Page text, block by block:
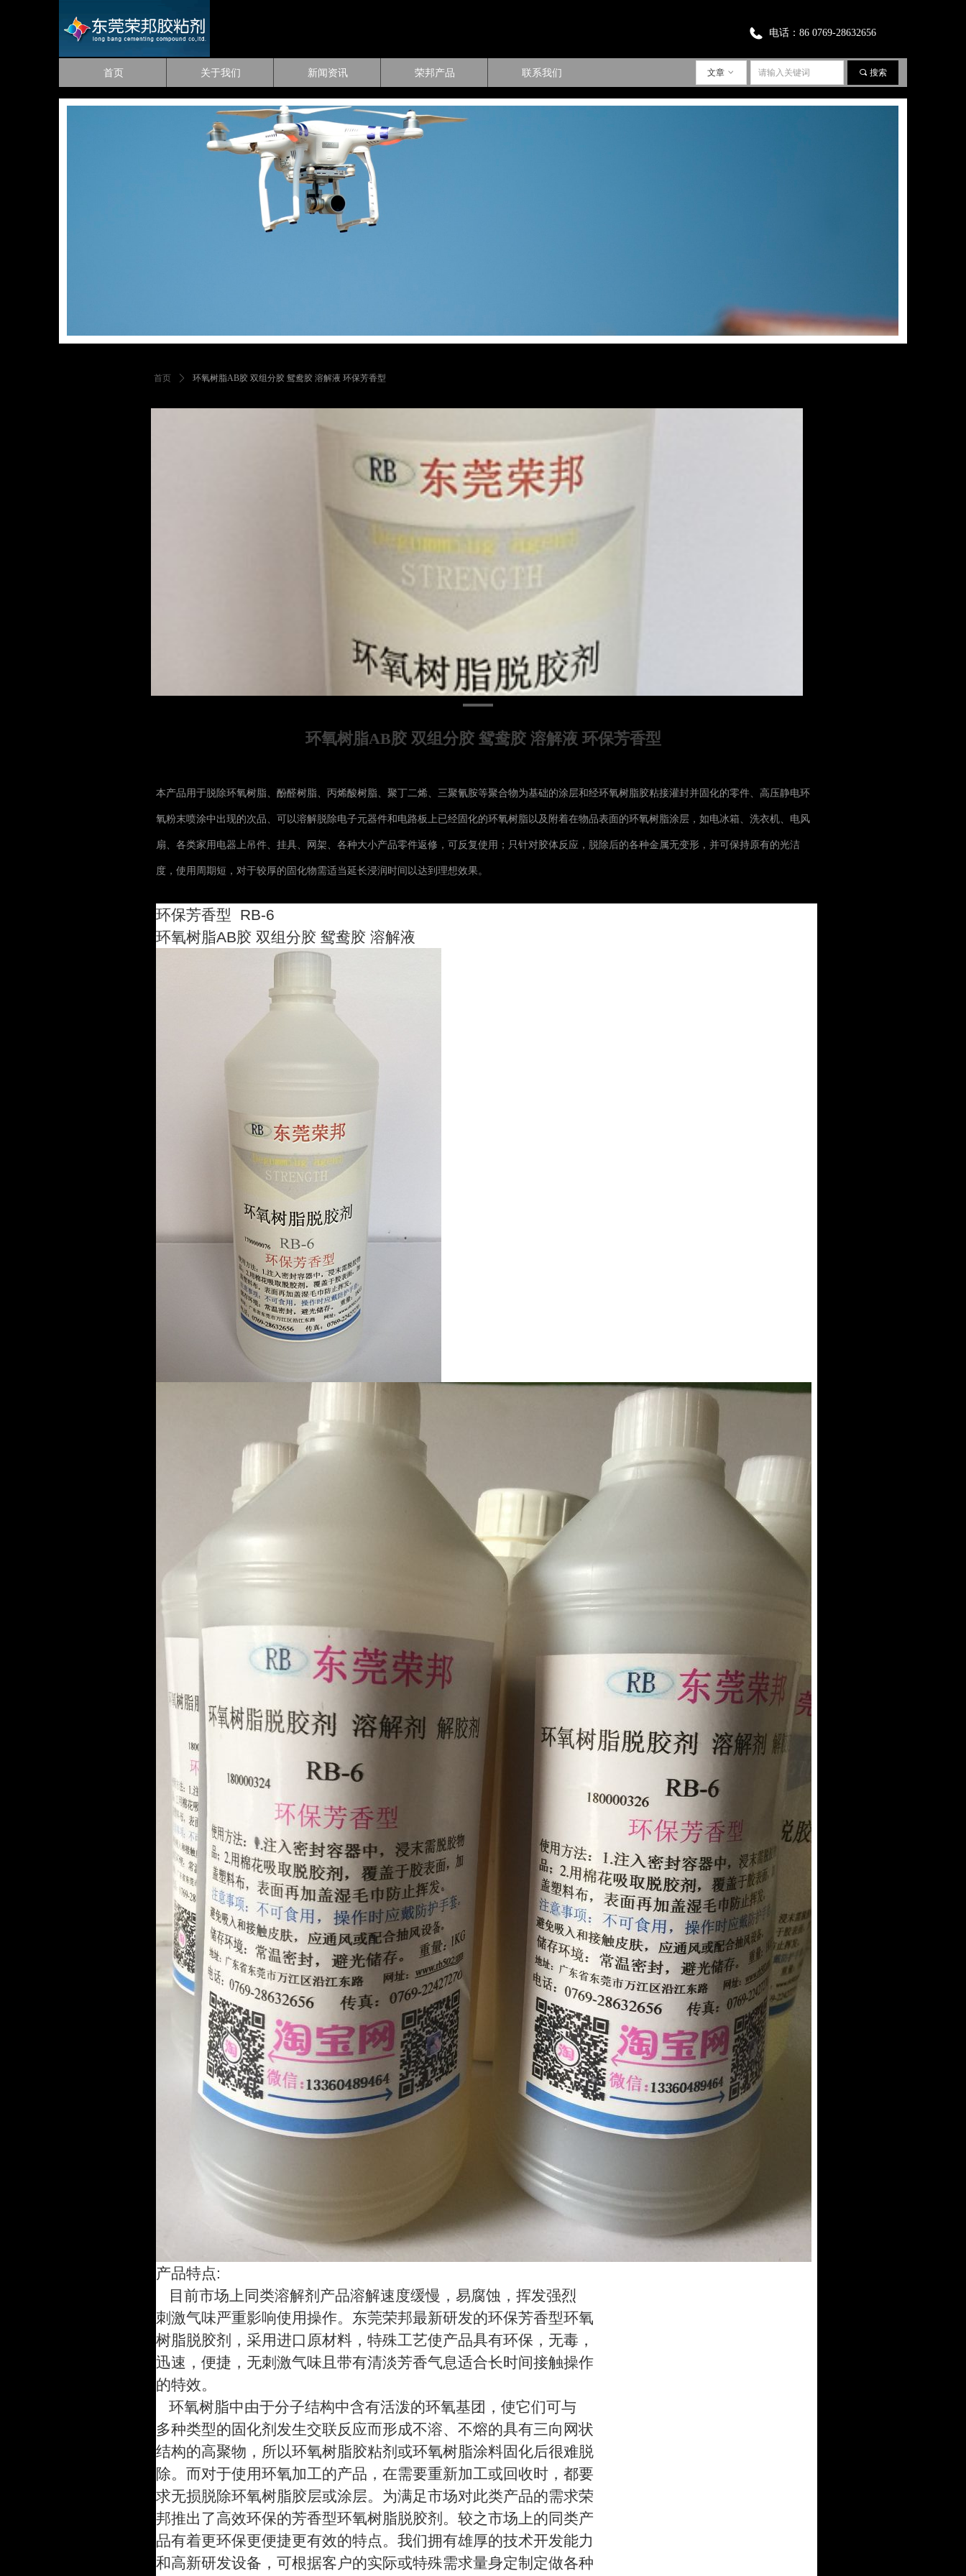
首页 关于我们 新闻资讯 荣邦产品 联系我们 끠 搜索
文章 ꀁ
电话： 86 0769-28632656
首页 ꄲ 环氧树脂AB胶 双组分胶 鸳鸯胶 溶解液 环保芳香型
环氧树脂AB胶 双组分胶 鸳鸯胶 溶解液 环保芳香型
本产品用于脱除环氧树脂、酚醛树脂、丙烯酸树脂、聚丁二烯、三聚氰胺等聚合物为基础的涂层和经环氧树脂胶粘接灌封并固化的零件、高压静电环
氧粉末喷涂中出现的次品、可以溶解脱除电子元器件和电路板上已经固化的环氧树脂以及附着在物品表面的环氧树脂涂层，如电冰箱、洗衣机、电风
扇、各类家用电器上吊件、挂具、网架、各种大小产品零件返修，可反复使用；只针对胶体反应，脱除后的各种金属无变形，并可保持原有的光洁
度，使用周期短，对于较厚的固化物需适当延长浸润时间以达到理想效果。
环保芳香型 RB-6
环氧树脂AB胶 双组分胶 鸳鸯胶 溶解液
产品特点:
目前市场上同类溶解剂产品溶解速度缓慢，易腐蚀，挥发强烈
刺激气味严重影响使用操作。东莞荣邦最新研发的环保芳香型环氧
树脂脱胶剂，采用进口原材料，特殊工艺使产品具有环保，无毒，
迅速，便捷，无刺激气味且带有清淡芳香气息适合长时间接触操作
的特效。
环氧树脂中由于分子结构中含有活泼的环氧基团，使它们可与
多种类型的固化剂发生交联反应而形成不溶、不熔的具有三向网状
结构的高聚物，所以环氧树脂胶粘剂或环氧树脂涂料固化后很难脱
除。而对于使用环氧加工的产品，在需要重新加工或回收时，都要
求无损脱除环氧树脂胶层或涂层。为满足市场对此类产品的需求荣
邦推出了高效环保的芳香型环氧树脂脱胶剂。较之市场上的同类产
品有着更环保更便捷更有效的特点。我们拥有雄厚的技术开发能力
和高新研发设备，可根据客户的实际或特殊需求量身定制定做各种